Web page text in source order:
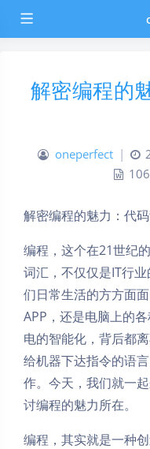
解密编程的
oneperfect |
解密编程的魅力：代
编程，这个在21世纪
词汇，不仅仅是IT行
们日常生活的方方面
APP，还是电脑上的
电的智能化，背后都
给机器下达指令的语
作。今天，我们就一
讨编程的魅力所在。
编程，其实就是一种